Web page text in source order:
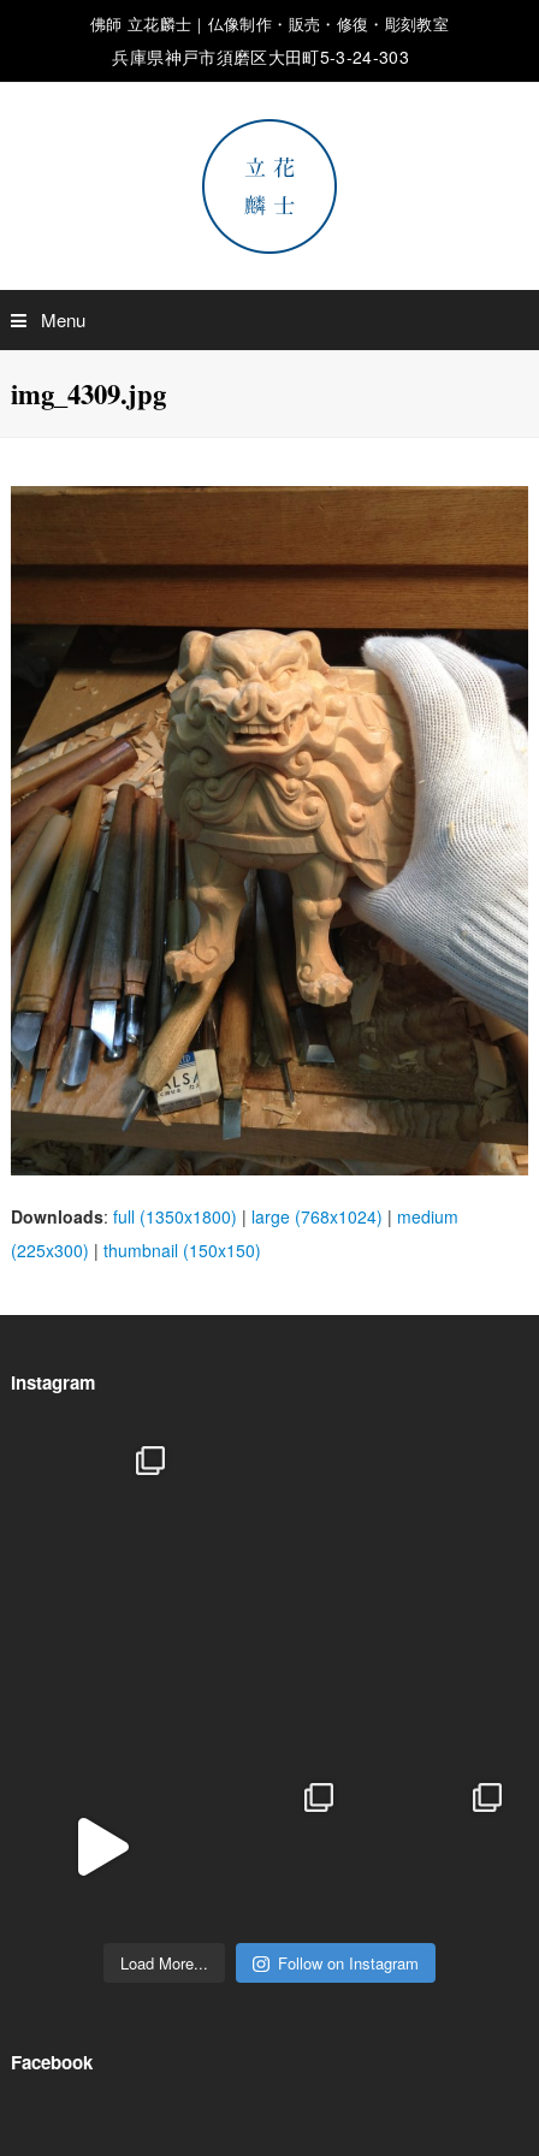
佛師 立花麟士｜仏像制作・販売・修復・彫刻教室
兵庫県神戸市須磨区大田町5-3-24-303
Menu
img_4309.jpg
Downloads: full (1350x1800) | large (768x1024) | medium
(225x300) | thumbnail (150x150)
Instagram
Load More... Follow on Instagram
Facebook